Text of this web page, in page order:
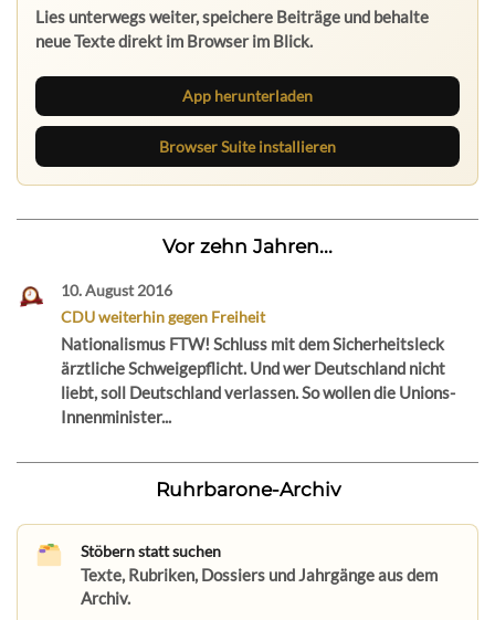
Lies unterwegs weiter, speichere Beiträge und behalte
neue Texte direkt im Browser im Blick.
App herunterladen
Browser Suite installieren
Vor zehn Jahren...
10. August 2016
CDU weiterhin gegen Freiheit
Nationalismus FTW! Schluss mit dem Sicherheitsleck
ärztliche Schweigepflicht. Und wer Deutschland nicht
liebt, soll Deutschland verlassen. So wollen die Unions-
Innenminister...
Ruhrbarone-Archiv
Stöbern statt suchen
Texte, Rubriken, Dossiers und Jahrgänge aus dem
Archiv.